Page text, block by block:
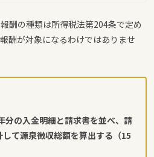
酬の種類は所得税法第204条で定め
酬が対象になるわけではありませ
の入金明細と請求書を並べ、請
て源泉徴収総額を算出する（15